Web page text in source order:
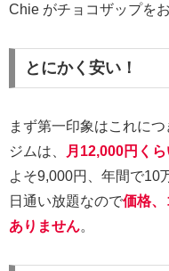
Chie がチョコザップを
とにかく安い！
まず第一印象はこれに
ジムは、
月12,000円く
よそ9,000円、年間で
日通い放題なので価格、
ありません。